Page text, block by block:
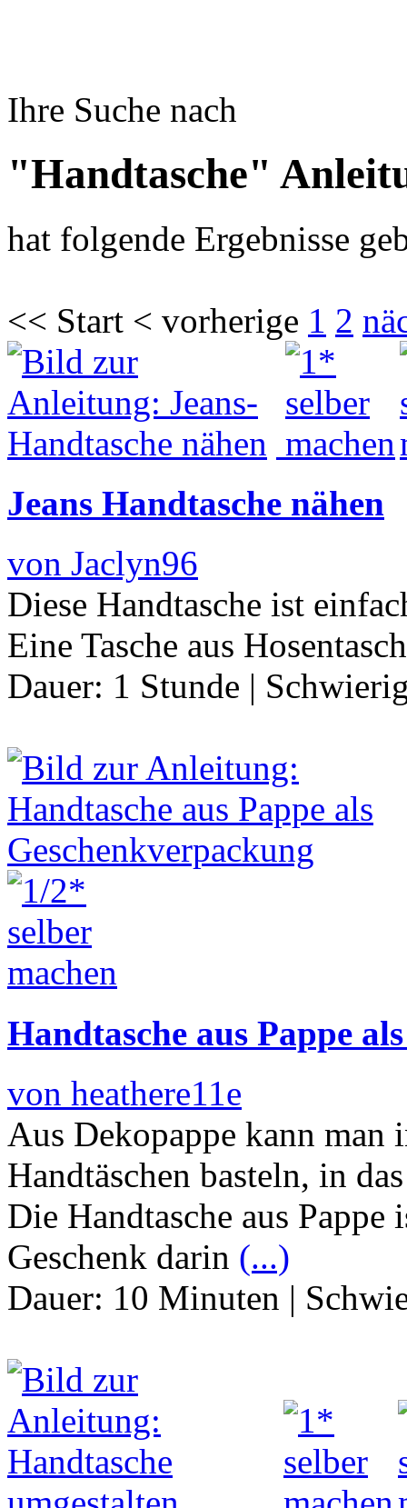
Ihre Suche nach
"Handtasche"
hat folgende Ergebnisse
<< Start < vorherige 1 2
Jeans Handtasche nähen
von Jaclyn96
Diese Handtasche ist
Eine Tasche aus
Dauer: 1 Stunde |
Handtasche aus Pappe
von heathere11e
Aus Dekopappe kann man
Handtäschen basteln, in
Die Handtasche aus
Geschenk darin (...)
Dauer: 10 Minuten |